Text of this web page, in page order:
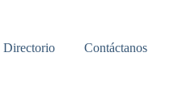
Directorio Contáctanos